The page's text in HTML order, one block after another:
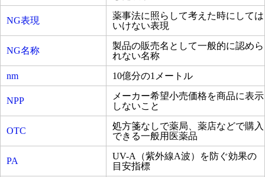
NG表現
薬事法に照らして考えた時にしては
いけない表現
NG名称
製品の販売名として一般的に認めら
れない名称
nm
10億分の1メートル
NPP
メーカー希望小売価格を商品に表示
しないこと
OTC
処方箋なしで薬局、薬店などで購入
できる一般用医薬品
PA
UV-A（紫外線A波）を防ぐ効果の
目安指標